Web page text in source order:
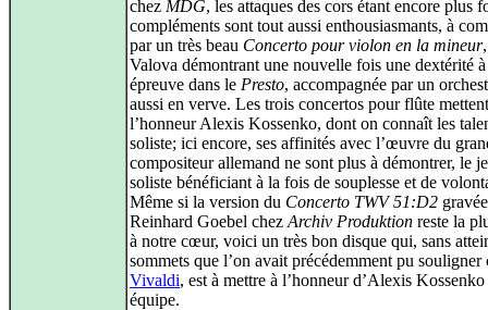
chez MDG, les attaques des cors étant encore plus
compléments sont tout aussi enthousiasmants, à
par un très beau Concerto pour violon en la mineur
Valova démontrant une nouvelle fois une dextérité
épreuve dans le Presto, accompagnée par un
aussi en verve. Les trois concertos pour flûte
l’honneur Alexis Kossenko, dont on connaît les
soliste; ici encore, ses affinités avec l’œuvre du
compositeur allemand ne sont plus à démontrer, le
soliste bénéficiant à la fois de souplesse et de
Même si la version du Concerto TWV 51:D2
Reinhard Goebel chez Archiv Produktion reste la
à notre cœur, voici un très bon disque qui, sans
sommets que l’on avait précédemment pu souligner
Vivaldi, est à mettre à l’honneur d’Alexis
équipe.